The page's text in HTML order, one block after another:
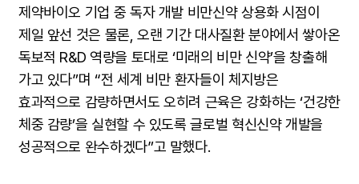
제약바이오 기업 중 독자 개발 비만신약 상용화 시점이
제일 앞선 것은 물론, 오랜 기간 대사질환 분야에서 쌓아온
독보적 R&D 역량을 토대로 ‘미래의 비만 신약’을 창출해
가고 있다”며 “전 세계 비만 환자들이 체지방은
효과적으로 감량하면서도 오히려 근육은 강화하는 ‘건강한
체중 감량’을 실현할 수 있도록 글로벌 혁신신약 개발을
성공적으로 완수하겠다”고 말했다.